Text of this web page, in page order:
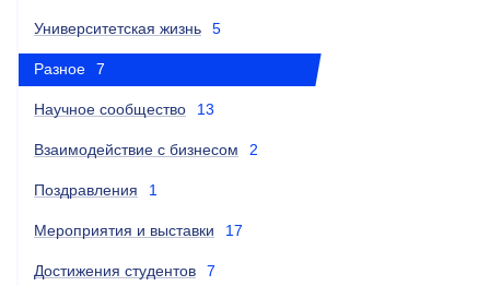
Университетская жизнь 5
Разное 7
Научное сообщество 13
Взаимодействие с бизнесом 2
Поздравления 1
Мероприятия и выставки 17
Достижения студентов 7